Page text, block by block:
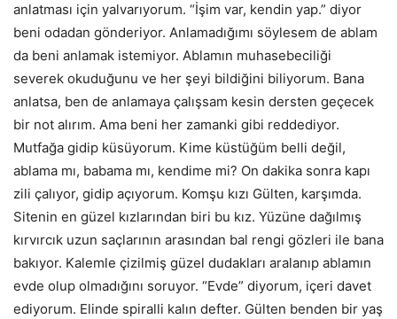
anlatması için yalvarıyorum. “İşim var, kendin yap.” diyor
beni odadan gönderiyor. Anlamadığımı söylesem de ablam
da beni anlamak istemiyor. Ablamın muhasebeciliği
severek okuduğunu ve her şeyi bildiğini biliyorum. Bana
anlatsa, ben de anlamaya çalışsam kesin dersten geçecek
bir not alırım. Ama beni her zamanki gibi reddediyor.
Mutfağa gidip küsüyorum. Kime küstüğüm belli değil,
ablama mı, babama mı, kendime mi? On dakika sonra kapı
zili çalıyor, gidip açıyorum. Komşu kızı Gülten, karşımda.
Sitenin en güzel kızlarından biri bu kız. Yüzüne dağılmış
kırvırcık uzun saçlarının arasından bal rengi gözleri ile bana
bakıyor. Kalemle çizilmiş güzel dudakları aralanıp ablamın
evde olup olmadığını soruyor. “Evde” diyorum, içeri davet
ediyorum. Elinde spiralli kalın defter. Gülten benden bir yaş